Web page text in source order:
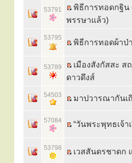
53791
พิธีการทอดกฐิน
พรรษาแล้ว)
53795
พิธีการทอดผ้าป่
53789
เมืองสังกัสสะ ส
ดาวดึงส์
54503 มาปวารณากันเ
57084 “วันพระพุทธเจ้า
53798 เวสสันดรชาดก